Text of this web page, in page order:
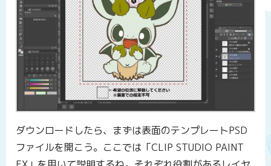
ダウンロードしたら、まずは表面のテンプレートPSD
ファイルを開こう。ここでは「CLIP STUDIO PAINT